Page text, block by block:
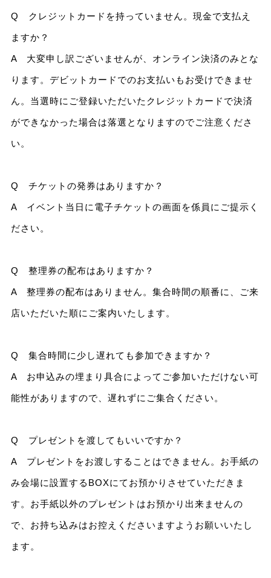
Q クレジットカードを持っていません。現金で支払え
ますか？
A 大変申し訳ございませんが、オンライン決済のみとな
ります。デビットカードでのお支払いもお受けできませ
ん。当選時にご登録いただいたクレジットカードで決済
ができなかった場合は落選となりますのでご注意くださ
い。
Q チケットの発券はありますか？
A イベント当日に電子チケットの画面を係員にご提示く
ださい。
Q 整理券の配布はありますか？
A 整理券の配布はありません。集合時間の順番に、ご来
店いただいた順にご案内いたします。
Q 集合時間に少し遅れても参加できますか？
A お申込みの埋まり具合によってご参加いただけない可
能性がありますので、遅れずにご集合ください。
Q プレゼントを渡してもいいですか？
A プレゼントをお渡しすることはできません。お手紙の
み会場に設置するBOXにてお預かりさせていただきま
す。お手紙以外のプレゼントはお預かり出来ませんの
で、お持ち込みはお控えくださいますようお願いいたし
ます。